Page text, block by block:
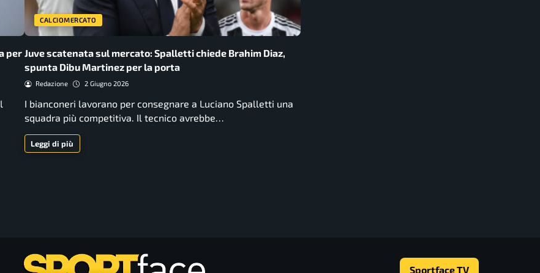
per
CALCIOMERCATO
Juve scatenata sul mercato: Spalletti chiede Brahim Diaz,
spunta Dibu Martinez per la porta
Redazione 2 Giugno 2026
I bianconeri lavorano per consegnare a Luciano Spalletti una
squadra più competitiva. Il tecnico avrebbe…
Leggi di più
Sportface TV